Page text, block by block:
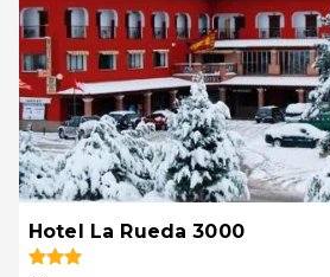
Hotel La Rueda 3000